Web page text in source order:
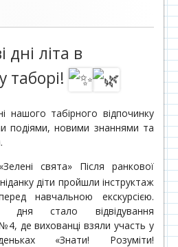
дні літа в
таборі!
нашого табірного відпочинку
подіями, новими знаннями та
свята» Після ранкової
діти пройшли інструктаж
навчальною екскурсією.
дня стало відвідування
№4, де вихованці взяли участь у
«Знати! Розуміти!